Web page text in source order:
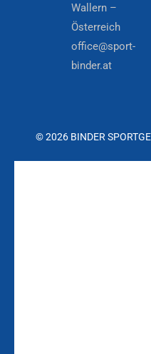
Wallern –
Österreich
office@sport-
binder.at
© 2026 BINDER